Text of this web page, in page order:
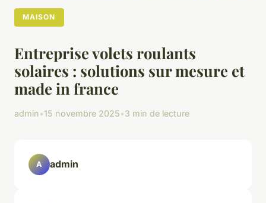
MAISON
Entreprise volets roulants
solaires : solutions sur mesure et
made in france
admin•15 novembre 2025•3 min de lecture
A admin